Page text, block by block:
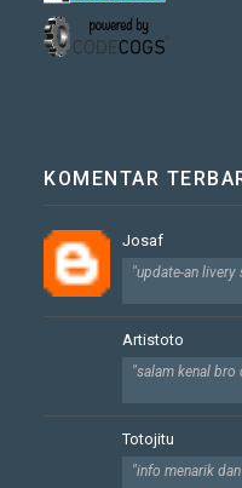
KOMENTAR
Josaf
"update-an
Artistoto
"salam kenal bro
Totojitu
"info menarik